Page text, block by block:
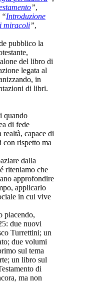
”,
“Introduzione
miracoli”,
pubblico la
del libro di
legata al
in
di libri.
quando
di fede
realtà, capace di
con rispetto ma
dalla
riteniamo che
approfondire
applicarlo
in cui vive
piacendo,
due nuovi
Turrettini; un
due volumi
sul tema
un libro sul
di
ma non